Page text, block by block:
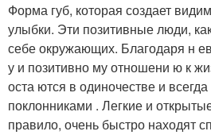
Форма губ, которая создает
улыбки. Эти позитивные люди,
себе окружающих. Благодаря н
у и позитивно му отношени ю к
оста ются в одиночестве и
поклонниками . Легкие и
правило, очень быстро находят